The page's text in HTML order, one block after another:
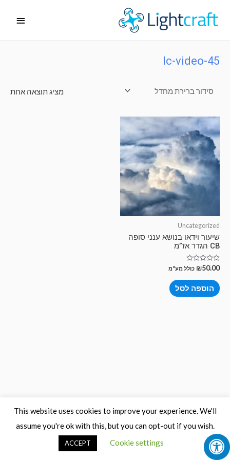
לתוכן
ראשי
lc-video-45
מציג תוצאה אחת
Uncategorized
שיעור וידאו בנושא ענני סופה
CB הגדר אז”מ
דורג
מתוך
5
₪50.00 כולל מע"מ
הוספה לסל
This website uses cookies to improve your experience. We'll
assume you're ok with this, but you can opt-out if you wish.
Cookie settings
ACCEPT